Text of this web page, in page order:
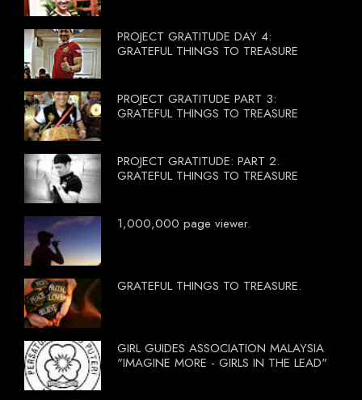
PROJECT GRATITUDE DAY 4:
GRATEFUL THINGS TO TREASURE
PROJECT GRATITUDE PART 3:
GRATEFUL THINGS TO TREASURE
PROJECT GRATITUDE: PART 2.
GRATEFUL THINGS TO TREASURE
1,000,000 page viewer.
GRATEFUL THINGS TO TREASURE.
GIRL GUIDES ASSOCIATION MALAYSIA
"IMAGINE MORE - GIRLS IN THE LEAD"